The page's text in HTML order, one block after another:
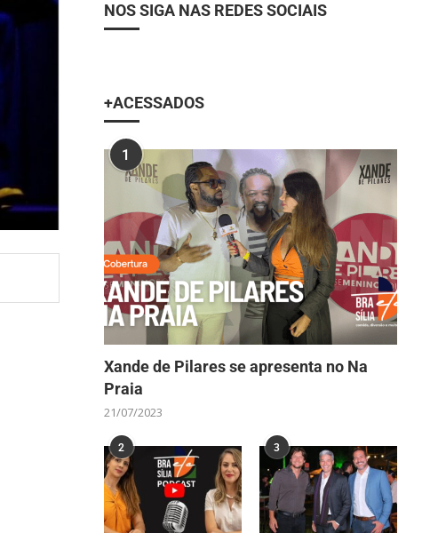
NOS SIGA NAS REDES SOCIAIS
+ACESSADOS
1
Xande de Pilares se apresenta no Na
Praia
21/07/2023
2 3